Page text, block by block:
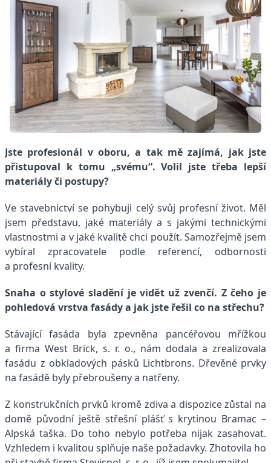
Jste profesionál v oboru, a tak mě zajímá, jak jste
přistupoval k tomu „svému“. Volil jste třeba lepší
materiály či postupy?
Ve stavebnictví se pohybuji celý svůj profesní život. Měl
jsem představu, jaké materiály a s jakými technickými
vlastnostmi a v jaké kvalitě chci použít. Samozřejmě jsem
vybíral zpracovatele podle referencí, odbornosti
a profesní kvality.
Snaha o stylové sladění je vidět už zvenčí. Z čeho je
pohledová vrstva fasády a jak jste řešil co na střechu?
Stávající fasáda byla zpevněna pancéřovou mřížkou
a firma West Brick, s. r. o., nám dodala a zrealizovala
fasádu z obkladových pásků Lichtbrons. Dřevěné prvky
na fasádě byly přebroušeny a natřeny.
Z konstrukčních prvků kromě zdiva a dispozice zůstal na
domě původní ještě střešní plášť s krytinou Bramac –
Alpská taška. Do toho nebylo potřeba nijak zasahovat.
Vzhledem i kvalitou splňuje naše požadavky. Zhotovila ho